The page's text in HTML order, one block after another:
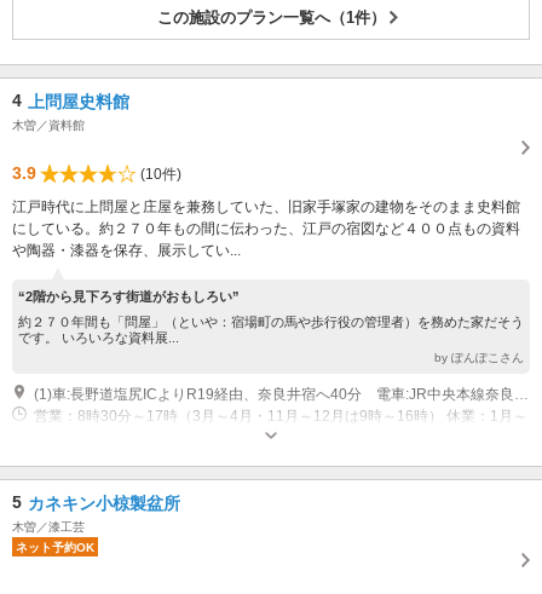
この施設のプラン一覧へ（1件）
4 上問屋史料館
木曽／資料館
3.9
(10件)
江戸時代に上問屋と庄屋を兼務していた、旧家手塚家の建物をそのまま史料館
にしている。約２７０年もの間に伝わった、江戸の宿図など４００点もの資料
や陶器・漆器を保存、展示してい...
“2階から見下ろす街道がおもしろい”
約２７０年間も「問屋」（といや：宿場町の馬や歩行役の管理者）を務めた家だそう
です。 いろいろな資料展...
by ぽんぽこさん
(1)車:長野道塩尻ICよりR19経由、奈良井宿へ40分 電車:JR中央本線奈良井駅より徒歩10分
営業：8時30分～17時（3月～4月・11月～12月は9時～16時） 休業：1月～
5 カネキン小椋製盆所
木曽／漆工芸
ネット予約OK